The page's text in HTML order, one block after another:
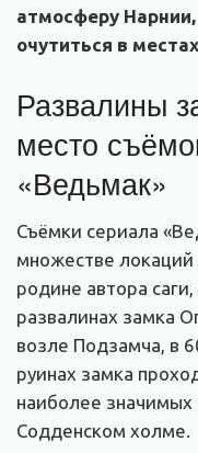
атмосферу
очутиться в
Развалины
место
«Ведьмак»
Съёмки сериала «
множестве
родине автора
развалинах замка
возле Подзамча, в
руинах замка
наиболее
Содденском холме.